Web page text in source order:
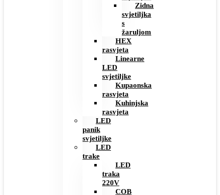
Zidna
svjetiljka
s
žaruljom
HEX
rasvjeta
Linearne
LED
svjetiljke
Kupaonska
rasvjeta
Kuhinjska
rasvjeta
LED
panik
svjetiljke
LED
trake
LED
traka
220V
COB